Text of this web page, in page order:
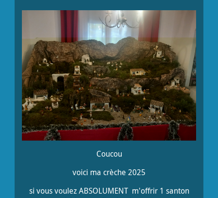
Coucou
voici ma crèche 2025
si vous voulez ABSOLUMENT m'offrir 1 santon